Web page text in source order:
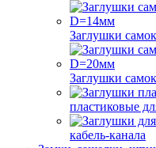
Заглушки
Заглушки
пластиковые
кабель-канала